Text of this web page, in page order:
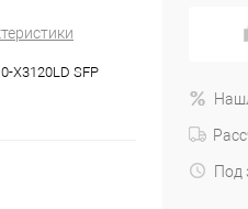
X3120LD SFP
Под